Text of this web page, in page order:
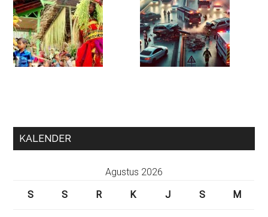
KALENDER
Agustus 2026
S
S R K J S M